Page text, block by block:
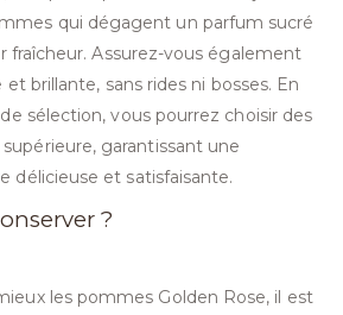
qui dégagent un parfum sucré
fraîcheur. Assurez-vous également
brillante, sans rides ni bosses. En
sélection, vous pourrez choisir des
garantissant une
délicieuse et satisfaisante.
?
les pommes Golden Rose, il est